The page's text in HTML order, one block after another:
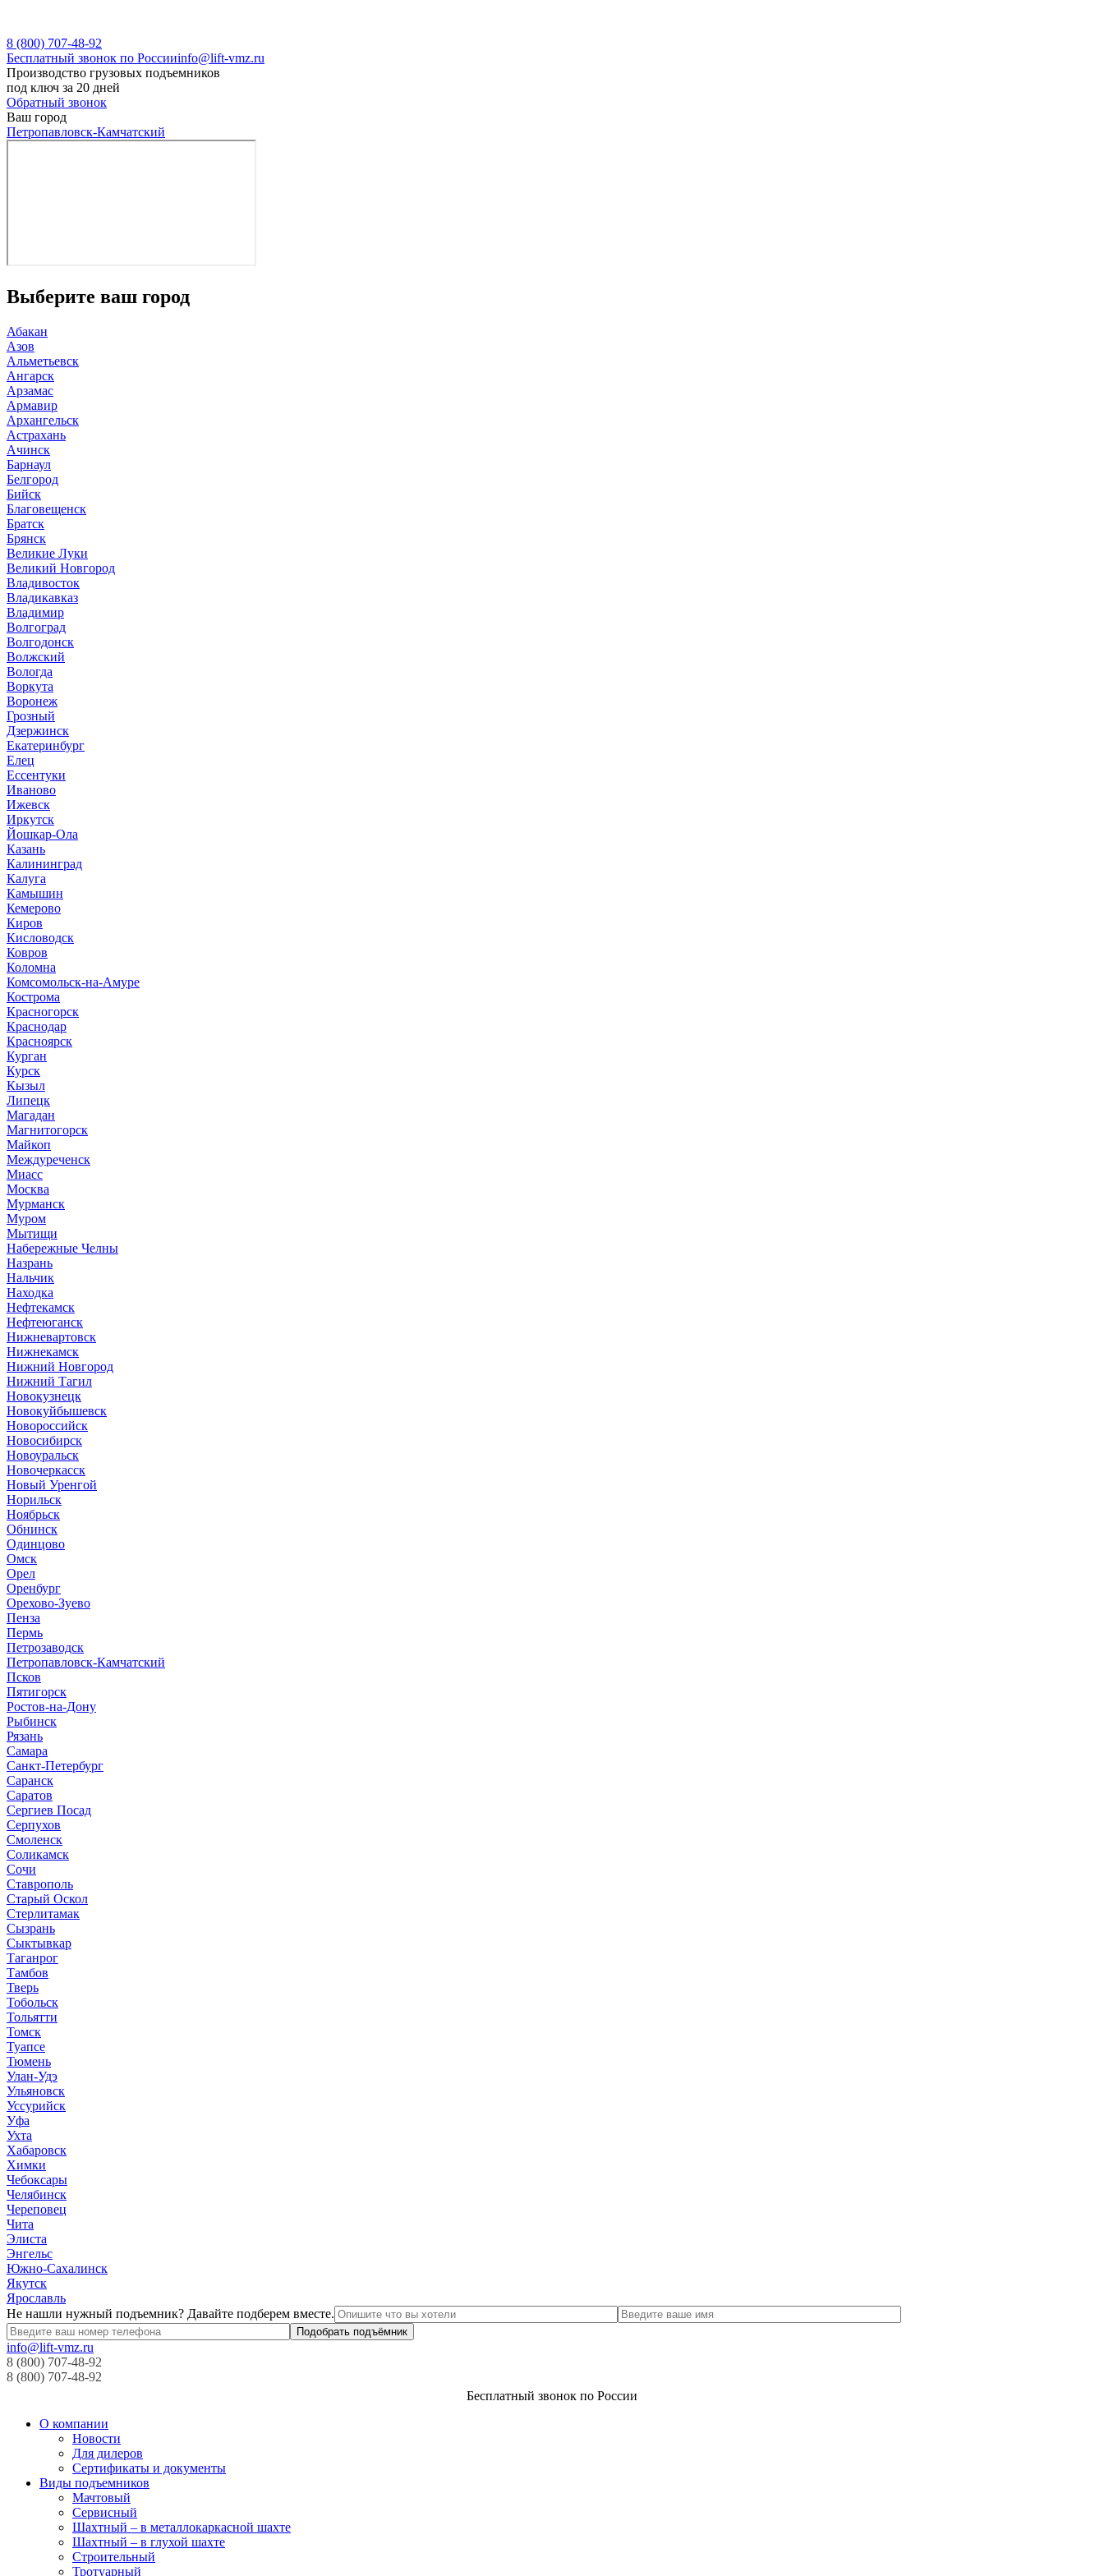
8 (800) 707-48-92
Бесплатный звонок по Россииinfo@lift-vmz.ru
Производство грузовых подъемников
под ключ за 20 дней
Обратный звонок
Ваш город
Петропавловск-Камчатский
Выберите ваш город
Абакан
Азов
Альметьевск
Ангарск
Арзамас
Армавир
Архангельск
Астрахань
Ачинск
Барнаул
Белгород
Бийск
Благовещенск
Братск
Брянск
Великие Луки
Великий Новгород
Владивосток
Владикавказ
Владимир
Волгоград
Волгодонск
Волжский
Вологда
Воркута
Воронеж
Грозный
Дзержинск
Екатеринбург
Елец
Ессентуки
Иваново
Ижевск
Иркутск
Йошкар-Ола
Казань
Калининград
Калуга
Камышин
Кемерово
Киров
Кисловодск
Ковров
Коломна
Комсомольск-на-Амуре
Кострома
Красногорск
Краснодар
Красноярск
Курган
Курск
Кызыл
Липецк
Магадан
Магнитогорск
Майкоп
Междуреченск
Миасс
Москва
Мурманск
Муром
Мытищи
Набережные Челны
Назрань
Нальчик
Находка
Нефтекамск
Нефтеюганск
Нижневартовск
Нижнекамск
Нижний Новгород
Нижний Тагил
Новокузнецк
Новокуйбышевск
Новороссийск
Новосибирск
Новоуральск
Новочеркасск
Новый Уренгой
Норильск
Ноябрьск
Обнинск
Одинцово
Омск
Орел
Оренбург
Орехово-Зуево
Пенза
Пермь
Петрозаводск
Петропавловск-Камчатский
Псков
Пятигорск
Ростов-на-Дону
Рыбинск
Рязань
Самара
Санкт-Петербург
Саранск
Саратов
Сергиев Посад
Серпухов
Смоленск
Соликамск
Сочи
Ставрополь
Старый Оскол
Стерлитамак
Сызрань
Сыктывкар
Таганрог
Тамбов
Тверь
Тобольск
Тольятти
Томск
Туапсе
Тюмень
Улан-Удэ
Ульяновск
Уссурийск
Уфа
Ухта
Хабаровск
Химки
Чебоксары
Челябинск
Череповец
Чита
Элиста
Энгельс
Южно-Сахалинск
Якутск
Ярославль
Не нашли нужный подъемник? Давайте подберем вместе.
info@lift-vmz.ru
8 (800) 707-48-92
8 (800) 707-48-92
Бесплатный звонок по России
О компании
Новости
Для дилеров
Сертификаты и документы
Виды подъемников
Мачтовый
Сервисный
Шахтный – в металлокаркасной шахте
Шахтный – в глухой шахте
Строительный
Тротуарный